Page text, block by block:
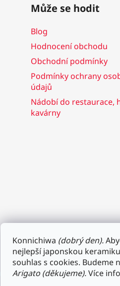
Konnichiwa (dobrý den).
nejlepší japonskou
souhlas s cookies. Budeme
Arigato (děkujeme).Více
Může se hodit
Blog
Hodnocení obchodu
Obchodní podmínky
Podmínky ochrany
údajů
Nádobí do restaurace,
kavárny